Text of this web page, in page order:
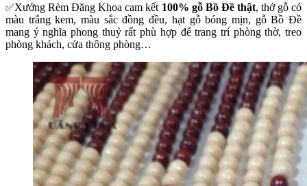
✅Xưởng Rèm Đăng Khoa cam kết 100% gỗ Bồ Đề thật, thớ gỗ có
màu trắng kem, màu sắc đồng đều, hạt gỗ bóng mịn, gỗ Bồ Đề
mang ý nghĩa phong thuỷ rất phù hợp để trang trí phòng thờ, treo
phòng khách, cửa thông phòng…